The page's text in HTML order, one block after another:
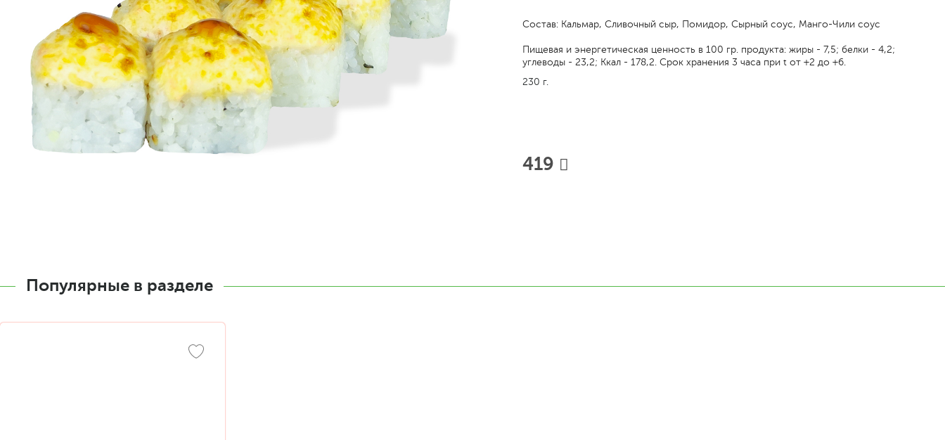
Состав: Кальмар, Сливочный сыр, Помидор, Сырный соус, Манго-Чили соус
Пищевая и энергетическая ценность в 100 гр. продукта: жиры - 7,5; белки - 4,2;
углеводы - 23,2; Ккал - 178,2. Срок хранения 3 часа при t от +2 до +6.
230 г.
419
Популярные в разделе